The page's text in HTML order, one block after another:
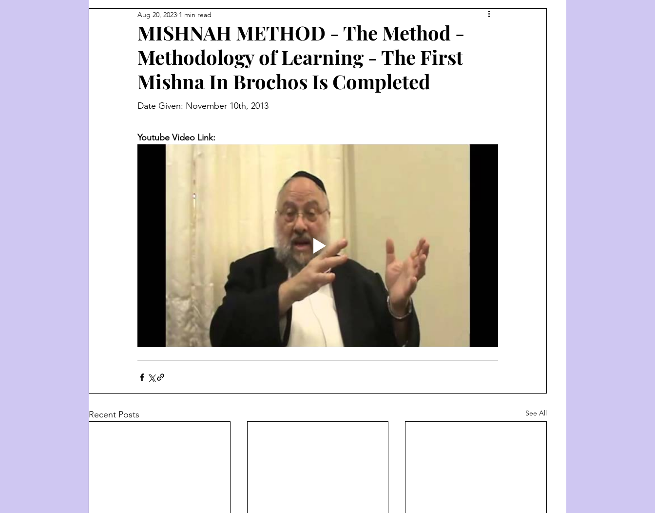
MISHNAH METHOD - The Method -
Methodology of Learning - The First
Mishna In Brochos Is Completed
Aug 20, 2023 1 min read
Date Given: November 10th, 2013
Youtube Video Link:
Recent Posts See All